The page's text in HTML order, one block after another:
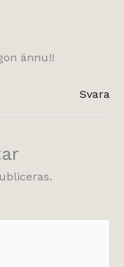
ännu!!
Svara